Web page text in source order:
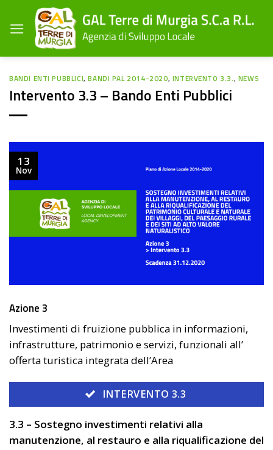
contenuti
BANDI ENTI PUBBLICI,BANDI PAL 2014-2020, INTERVENTO 3.3., NEWS
Intervento 3.3 – Bando Enti Pubblici
13
Nov
Azione 3
Investimenti di fruizione pubblica in informazioni,
infrastrutture, patrimonio e servizi, funzionali all’
offerta turistica integrata dell’Area
INTERVENTO 3.3
3.3 – Sostegno investimenti relativi alla
manutenzione, al restauro e alla riqualificazione del